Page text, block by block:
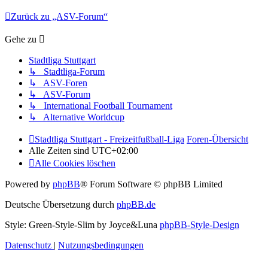
Zurück zu „ASV-Forum“
Gehe zu
Stadtliga Stuttgart
↳ Stadtliga-Forum
↳ ASV-Foren
↳ ASV-Forum
↳ International Football Tournament
↳ Alternative Worldcup
Stadtliga Stuttgart - Freizeitfußball-Liga Foren-Übersicht
Alle Zeiten sind UTC+02:00
Alle Cookies löschen
Powered by phpBB® Forum Software © phpBB Limited
Deutsche Übersetzung durch phpBB.de
Style: Green-Style-Slim by Joyce&Luna phpBB-Style-Design
Datenschutz | Nutzungsbedingungen